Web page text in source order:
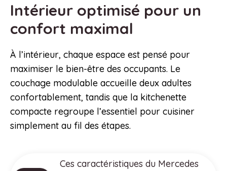
Intérieur optimisé pour un
confort maximal
À l’intérieur, chaque espace est pensé pour
maximiser le bien-être des occupants. Le
couchage modulable accueille deux adultes
confortablement, tandis que la kitchenette
compacte regroupe l’essentiel pour cuisiner
simplement au fil des étapes.
Ces caractéristiques du Mercedes